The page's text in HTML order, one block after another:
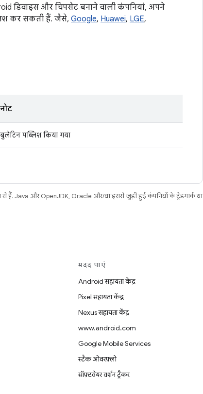
डिवाइस और चिपसेट बनाने वाली कंपनियां, अपने
कर सकती हैं. जैसे, Google, Huawei, LGE,
नोट
बुलेटिन पब्लिश किया गया
हैं. Java और OpenJDK, Oracle और/या इससे जुड़ी हुई कंपनियों के ट्रेडमार्क या
मदद पाएं
Android सहायता केंद्र
Pixel सहायता केंद्र
Nexus सहायता केंद्र
www.android.com
Google Mobile Services
स्टैक ओवरफ़्लो
सॉफ़्टवेयर वर्शन ट्रैकर